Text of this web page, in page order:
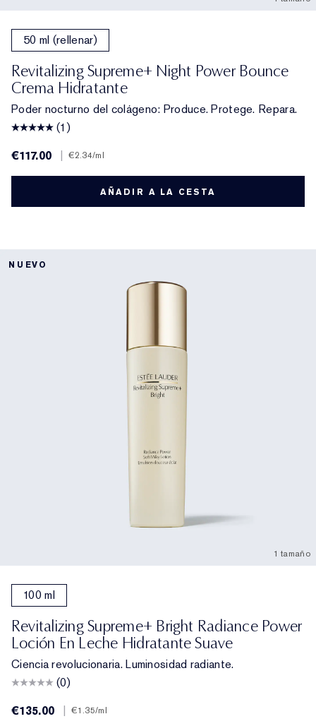
50 ml (rellenar)
Revitalizing Supreme+ Night Power Bounce
Crema Hidratante
Poder nocturno del colágeno: Produce. Protege. Repara.
(1)
€117.00
€2.34/ml
AÑADIR A LA CESTA
NUEVO
1 tamaño
100 ml
Revitalizing Supreme+ Bright Radiance Power
Loción En Leche Hidratante Suave
Ciencia revolucionaria. Luminosidad radiante.
(0)
€135.00
€1.35/ml